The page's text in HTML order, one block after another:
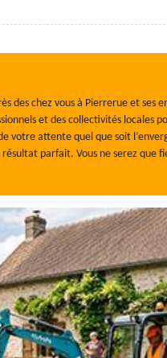
des chez vous à Pierrerue et ses
et des collectivités locales
votre attente quel que soit
parfait. Vous ne serez que